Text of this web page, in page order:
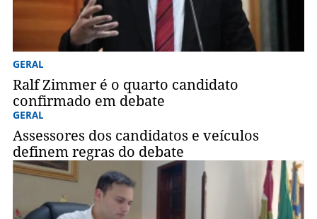
GERAL
Ralf Zimmer é o quarto candidato
confirmado em debate
GERAL
Assessores dos candidatos e veículos
definem regras do debate